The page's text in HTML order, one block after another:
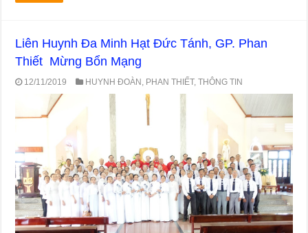
Liên Huynh Đa Minh Hạt Đức Tánh, GP. Phan
Thiết Mừng Bổn Mạng
12/11/2019 HUYNH ĐOÀN , PHAN THIẾT,THÔNG TIN